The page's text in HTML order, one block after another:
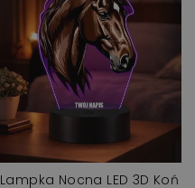
Lampka Nocna LED 3D Koń